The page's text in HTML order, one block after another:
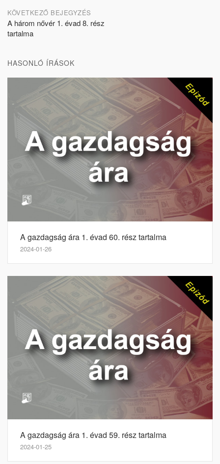
KÖVETKEZŐ BEJEGYZÉS
A három nővér 1. évad 8. rész
tartalma
HASONLÓ ÍRÁSOK
A gazdagság ára 1. évad 60. rész tartalma
2024-01-26
A gazdagság ára 1. évad 59. rész tartalma
2024-01-25